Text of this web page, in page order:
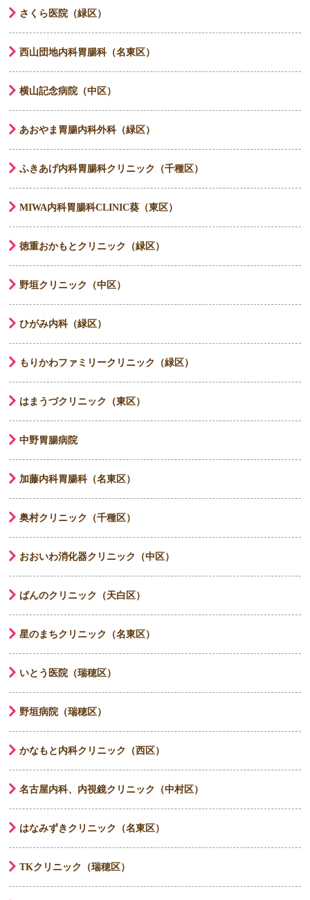
さくら医院（緑区）
西山団地内科胃腸科（名東区）
横山記念病院（中区）
あおやま胃腸内科外科（緑区）
ふきあげ内科胃腸科クリニック（千種区）
MIWA内科胃腸科CLINIC葵（東区）
徳重おかもとクリニック（緑区）
野垣クリニック（中区）
ひがみ内科（緑区）
もりかわファミリークリニック（緑区）
はまうづクリニック（東区）
中野胃腸病院
加藤内科胃腸科（名東区）
奥村クリニック（千種区）
おおいわ消化器クリニック（中区）
ばんのクリニック（天白区）
星のまちクリニック（名東区）
いとう医院（瑞穂区）
野垣病院（瑞穂区）
かなもと内科クリニック（西区）
名古屋内科、内視鏡クリニック（中村区）
はなみずきクリニック（名東区）
TKクリニック（瑞穂区）